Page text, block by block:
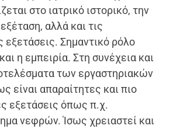
στο ιατρικό ιστορικό, την
αλλά και τις
εξετάσεις. Σημαντικό ρόλο
η εμπειρία. Στη συνέχεια και
των εργαστηριακών
είναι απαραίτητες και πιο
εξετάσεις όπως π.χ.
νεφρών. Ίσως χρειαστεί και